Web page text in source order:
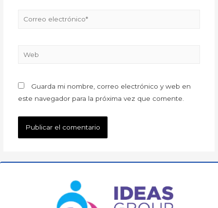
Guarda mi nombre, correo electrónico y web en
este navegador para la próxima vez que comente.